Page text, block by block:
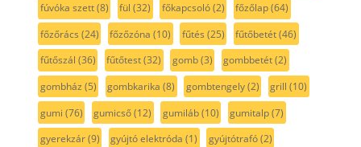
fúvóka szett(8) fül (32) főkapcsoló(2) főzőlap(64)
főzőrács (24) főzőzóna (10) fűtés (25) fűtőbetét(46)
fűtőszál (36) fűtőtest(32) gomb(3) gombbetét(2)
gombház (5) gombkarika (8) gombtengely(2) grill (10)
gumi (76) gumicső(12) gumiláb(10) gumitalp(7)
gyerekzár(9) gyújtó elektróda (1) gyújtótrafó(2)